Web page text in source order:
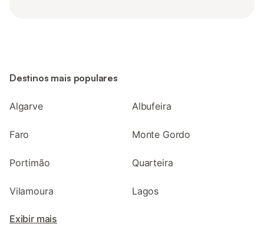
Destinos mais populares
Algarve Albufeira
Faro Monte Gordo
Portimão Quarteira
Vilamoura Lagos
Exibir mais